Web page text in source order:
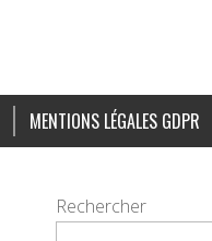
MENTIONS LÉGALES GDPR
Rechercher